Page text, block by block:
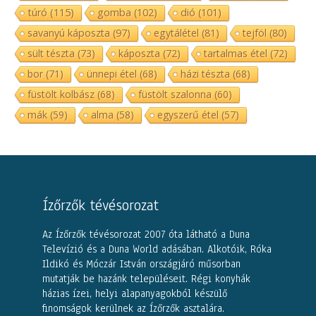
túró (115) gomba (102) dió (101)
savanyú káposzta (97) egytálétel (81) tejföl (80)
sült tészta (73) káposzta (72) tartalmas étel (72)
bor(71) ünnepi étel (68) házi tészta (68)
füstölt kolbász(68) füstölt szalonna (60)
mák(59) alma (58) egyszerű étel (57)
Ízőrzők tévésorozat
Az Ízőrzők tévésorozat 2007 óta látható a Duna
Televízió és a Duna World adásában. Alkotóik, Róka
Ildikó és Móczár István országjáró műsorban
mutatják be hazánk településeit. Régi konyhák
házias ízei, helyi alapanyagokból készülő
finomságok kerülnek az Ízőrzők asztalára.